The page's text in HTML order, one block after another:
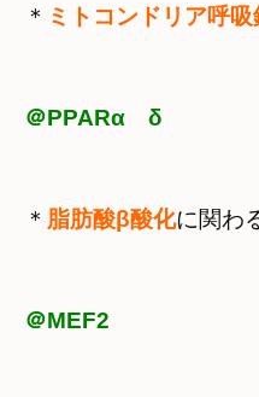
＊ ミトコンドリア呼
＠PPARα　δ
＊ 脂肪酸β酸化に関わ
＠MEF2